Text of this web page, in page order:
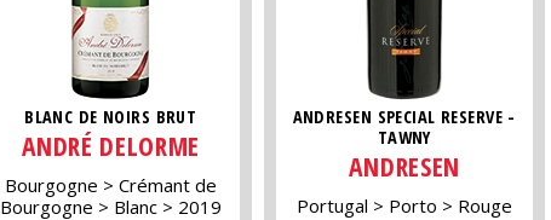
BLANC DE NOIRS BRUT
ANDRÉ DELORME
Bourgogne
Crémant de
Bourgogne
Blanc 2019
ANDRESEN SPECIAL RESERVE -
TAWNY
ANDRESEN
Portugal Porto Rouge